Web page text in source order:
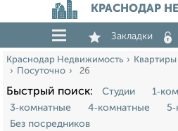
КРАСНОДАР
Закладки
Краснодар Недвижимость Квартиры
Посуточно
26
Быстрый поиск: Студии
3‑комнатные
4‑комнатные
Без посредников